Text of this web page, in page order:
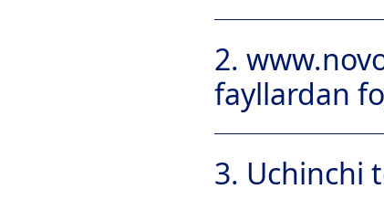
1.1
2.
fayllardan
2.1.
3. Uchinchi